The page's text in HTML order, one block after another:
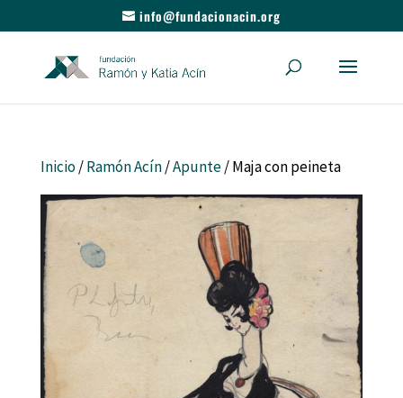
info@fundacionacin.org
Inicio/Ramón Acín/Apunte/ Maja con peineta